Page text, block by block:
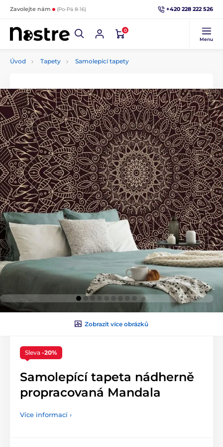
Zavolejte nám (Po-Pá 8-16) +420 228 222 526
0
Menu
Úvod Tapety Samolepicí tapety
Zobrazit více obrázků
Sleva -20%
Samolepící tapeta nádherně
propracovaná Mandala
Více informací ›